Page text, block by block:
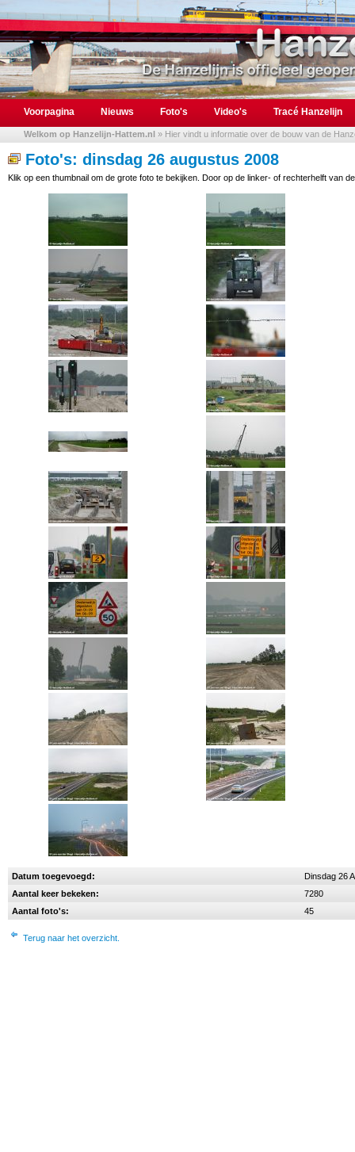
Voorpagina Nieuws Foto's Video's Tracé Hanzelijn
Welkom op Hanzelijn-Hattem.nl » Hier vindt u informatie over de bouw van de
Foto's: dinsdag 26 augustus 2008
Klik op een thumbnail om de grote foto te bekijken. Door op de linker- of rechterhelft van
Datum toegevoegd:
Dinsdag 26
Aantal keer bekeken:
7280
Aantal foto's:
45
Terug naar het overzicht.